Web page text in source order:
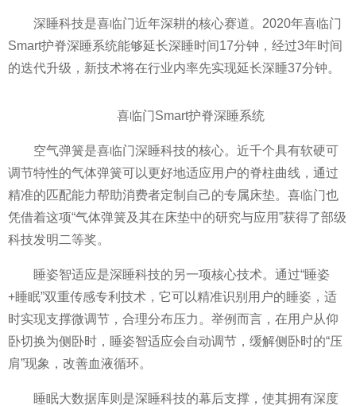
深睡科技是喜临门近年深耕的核心赛道。2020年喜临门
Smart护脊深睡系统能够延长深睡时间17分钟，经过3年时间
的迭代升级，新技术将在行业内率先实现延长深睡37分钟。
喜临门Smart护脊深睡系统
空气弹簧是喜临门深睡科技的核心。 近千个具有软硬可
调节特性的气体弹簧可以更好地适应用户的脊柱曲线，通过
精准的匹配能力帮助消费者定制自己的专属床垫。喜临门也
凭借着这项“气体弹簧及其在床垫中的研究与应用”获得了部级
科技发明二等奖。
睡姿智适应是深睡科技的另一项核心技术。通过“睡姿
+睡眠”双重传感专利技术，它可以精准识别用户的睡姿，适
时实现支撑微调节，合理分布压力。举例而言，在用户从仰
卧切换为侧卧时，睡姿智适应会自动调节，缓解侧卧时的“压
肩”现象，改善血液循环。
睡眠大数据库则是深睡科技的幕后支撑，使其拥有深度